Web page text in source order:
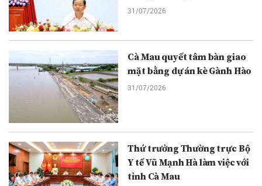
31/07/2026
Cà Mau quyết tâm bàn giao
mặt bằng dự án kè Gành Hào
31/07/2026
Thứ trưởng Thường trực Bộ
Y tế Vũ Mạnh Hà làm việc với
tỉnh Cà Mau